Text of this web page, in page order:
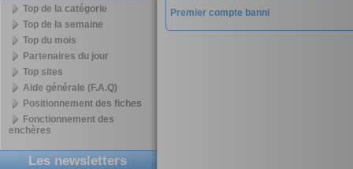
Premier compte banni
Top de la catégorie
Top de la semaine
Top du mois
Partenaires du jour
Top sites
Aide générale (F.A.Q)
Positionnement des fiches
Fonctionnement des
enchères
Les newsletters